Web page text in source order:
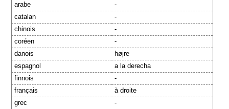
arabe
-
catalan
-
chinois
-
coréen
-
danois
højre
espagnol
a la derecha
finnois
-
français
à droite
grec
-